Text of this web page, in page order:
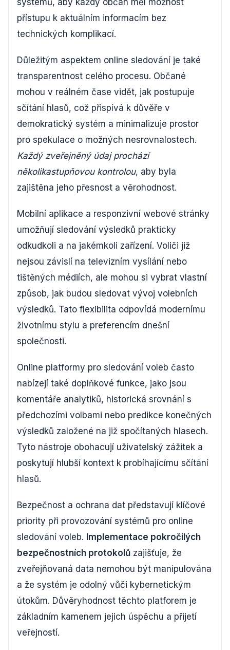
přístupu k aktuálním informacím bez
technických komplikací.
Důležitým aspektem online sledování je také
transparentnost celého procesu. Občané
mohou v reálném čase vidět, jak postupuje
sčítání hlasů, což přispívá k důvěře v
demokratický systém a minimalizuje prostor
pro spekulace o možných nesrovnalostech.
Každý zveřejněný údaj prochází
několikastupňovou kontrolou, aby byla
zajištěna jeho přesnost a věrohodnost.
Mobilní aplikace a responzivní webové stránky
umožňují sledování výsledků prakticky
odkudkoli a na jakémkoli zařízení. Voliči již
nejsou závislí na televizním vysílání nebo
tištěných médiích, ale mohou si vybrat vlastní
způsob, jak budou sledovat vývoj volebních
výsledků. Tato flexibilita odpovídá modernímu
životnímu stylu a preferencím dnešní
společnosti.
Online platformy pro sledování voleb často
nabízejí také doplňkové funkce, jako jsou
komentáře analytiků, historická srovnání s
předchozími volbami nebo predikce konečných
výsledků založené na již spočítaných hlasech.
Tyto nástroje obohacují uživatelský zážitek a
poskytují hlubší kontext k probíhajícímu sčítání
hlasů.
Bezpečnost a ochrana dat představují klíčové
priority při provozování systémů pro online
sledování voleb. Implementace pokročilých
bezpečnostních protokolů zajišťuje, že
zveřejňovaná data nemohou být manipulována
a že systém je odolný vůči kybernetickým
útokům. Důvěryhodnost těchto platforem je
základním kamenem jejich úspěchu a přijetí
veřejností.